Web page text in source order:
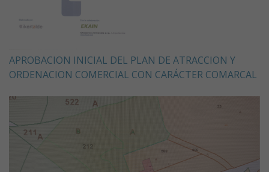
APROBACION INICIAL DEL PLAN DE ATRACCION Y
ORDENACION COMERCIAL CON CARÁCTER COMARCAL